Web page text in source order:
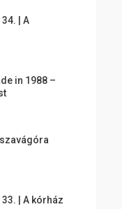
| A
in 1988 –
| A kórház